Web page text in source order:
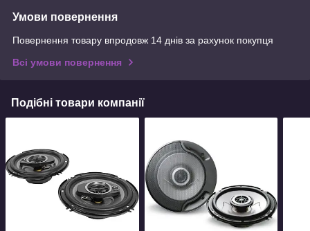
Умови повернення
Повернення товару впродовж 14 днів за рахунок покупця
Всі умови повернення
Подібні товари компанії